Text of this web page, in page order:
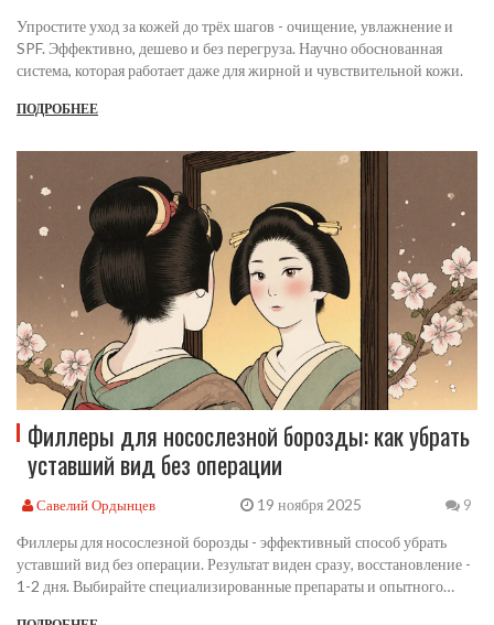
Упростите уход за кожей до трёх шагов - очищение, увлажнение и
SPF. Эффективно, дешево и без перегруза. Научно обоснованная
система, которая работает даже для жирной и чувствительной кожи.
ПОДРОБНЕЕ
Филлеры для носослезной борозды: как убрать
уставший вид без операции
Савелий Ордынцев 19 ноября 2025 9
Филлеры для носослезной борозды - эффективный способ убрать
уставший вид без операции. Результат виден сразу, восстановление -
1-2 дня. Выбирайте специализированные препараты и опытного